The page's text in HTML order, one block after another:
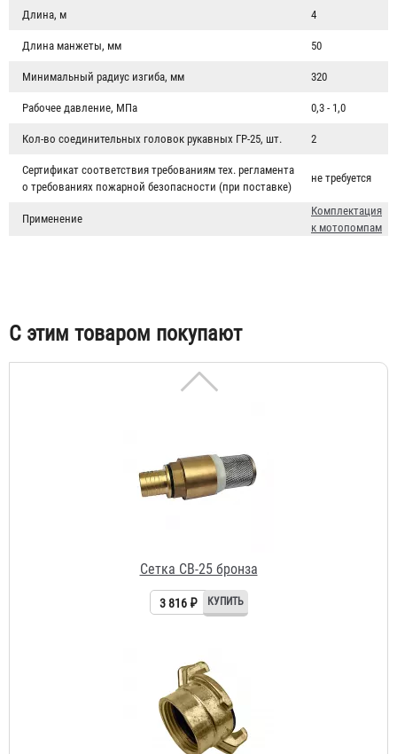
Длина, м 4
Длина манжеты, мм 50
Минимальный радиус изгиба, мм 320
Рабочее давление, МПа 0,3 - 1,0
Кол-во соединительных головок рукавных ГР-25, шт. 2
Сертификат соответствия требованиям тех. регламента
о требованиях пожарной безопасности (при поставке)
не требуется
Применение
Комплектация
к мотопомпам
С этим товаром покупают
3 816 ₽
Головка муфтовая ГМ-25 (латунь)
1 430 ₽